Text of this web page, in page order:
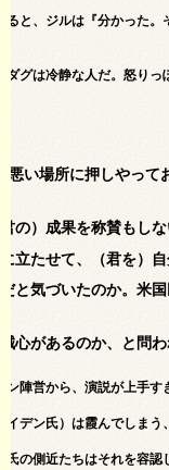
と、ジルは『分かった
グは冷静な人だ。怒りっ
い場所に押しやっ
の）成果を称賛もしな
立たせて、（君を）
と気づいたのか。米
心があるのか、と問
陣営から、演説が上手す
デン氏）は霞んでしまう
の側近たちはそれを容